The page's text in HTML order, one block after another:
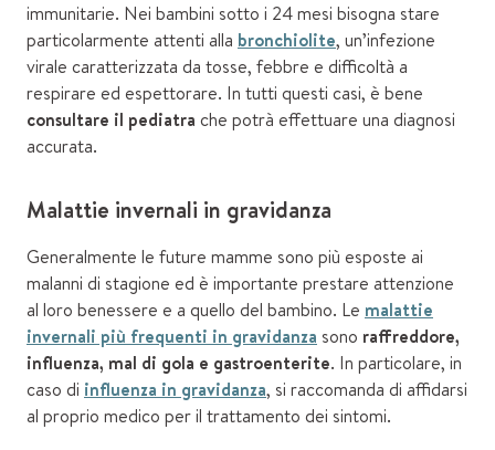
immunitarie. Nei bambini sotto i 24 mesi bisogna stare
particolarmente attenti alla bronchiolite, un’infezione
virale caratterizzata da tosse, febbre e difficoltà a
respirare ed espettorare. In tutti questi casi, è bene
consultare il pediatra che potrà effettuare una diagnosi
accurata.
Malattie invernali in gravidanza
Generalmente le future mamme sono più esposte ai
malanni di stagione ed è importante prestare attenzione
al loro benessere e a quello del bambino. Le malattie
invernali più frequenti in gravidanza sono raffreddore,
influenza, mal di gola e gastroenterite. In particolare, in
caso di influenza in gravidanza, si raccomanda di affidarsi
al proprio medico per il trattamento dei sintomi.